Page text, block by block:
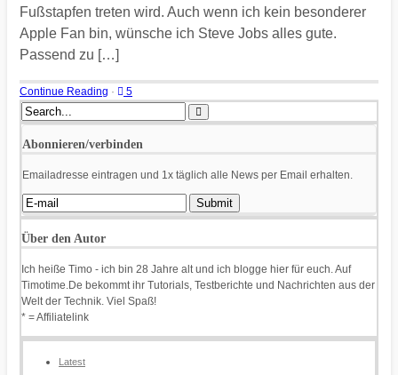
Fußstapfen treten wird. Auch wenn ich kein besonderer
Apple Fan bin, wünsche ich Steve Jobs alles gute.
Passend zu […]
Continue Reading · 5
Abonnieren/verbinden
Emailadresse eintragen und 1x täglich alle News per Email erhalten.
Über den Autor
Ich heiße Timo - ich bin 28 Jahre alt und ich blogge hier für euch. Auf
Timotime.De bekommt ihr Tutorials, Testberichte und Nachrichten aus der
Welt der Technik. Viel Spaß!
* = Affiliatelink
Latest